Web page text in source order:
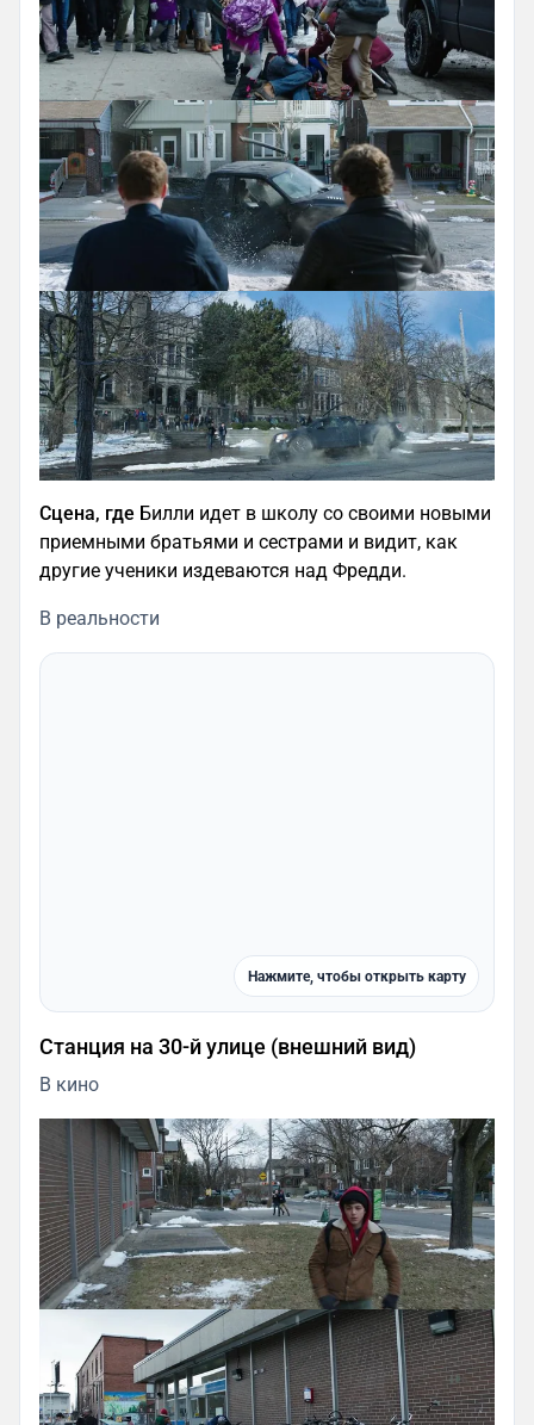
Сцена, где Билли идет в школу со своими новыми
приемными братьями и сестрами и видит, как
другие ученики издеваются над Фредди.
В реальности
Нажмите, чтобы открыть карту
Станция на 30-й улице (внешний вид)
В кино